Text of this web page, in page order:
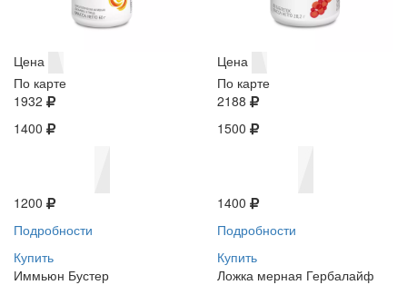
Цена
По карте
1932
1400
1200
Подробности
Купить
Цена
По карте
2188
1500
1400
Подробности
Купить
Иммьюн Бустер
Ложка мерная Гербалайф